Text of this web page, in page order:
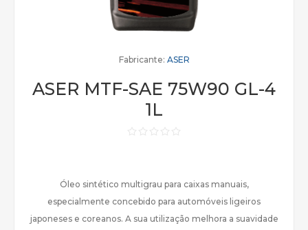
Fabricante: ASER
ASER MTF-SAE 75W90 GL-4
1L
Óleo sintético multigrau para caixas manuais,
especialmente concebido para automóveis ligeiros
japoneses e coreanos. A sua utilização melhora a suavidade